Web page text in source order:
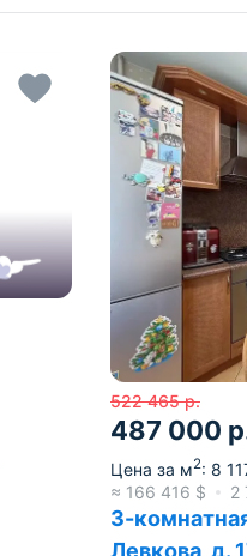
522 465 р.
487 000
Цена за м2: 8
≈ 166 416 $ 2
3-
Левкова, д.